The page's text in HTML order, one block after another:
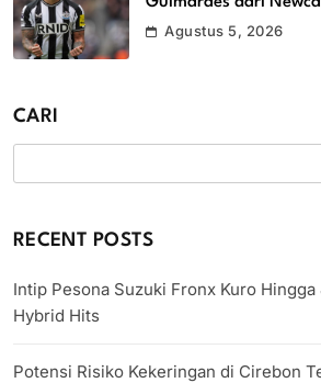
Agustus 5, 2026
CARI
RECENT POSTS
Intip Pesona Suzuki Fronx Kuro
Hybrid Hits
Potensi Risiko Kekeringan di Cirebon